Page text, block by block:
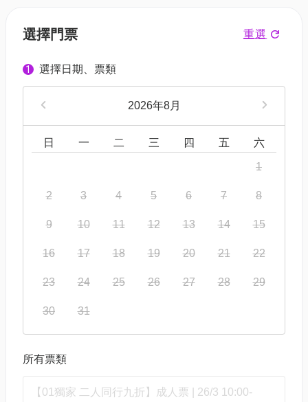
選擇門票 重選
1 選擇日期、票類
2026年8月
日 一 二 三 四 五 六
1
2 3 4 5 6 7 8
9 10 11 12 13 14 15
16 17 18 19 20 21 22
23 24 25 26 27 28 29
30 31
所有票類
【01獨家 二人同行九折】成人票 | 26/3 10:00-